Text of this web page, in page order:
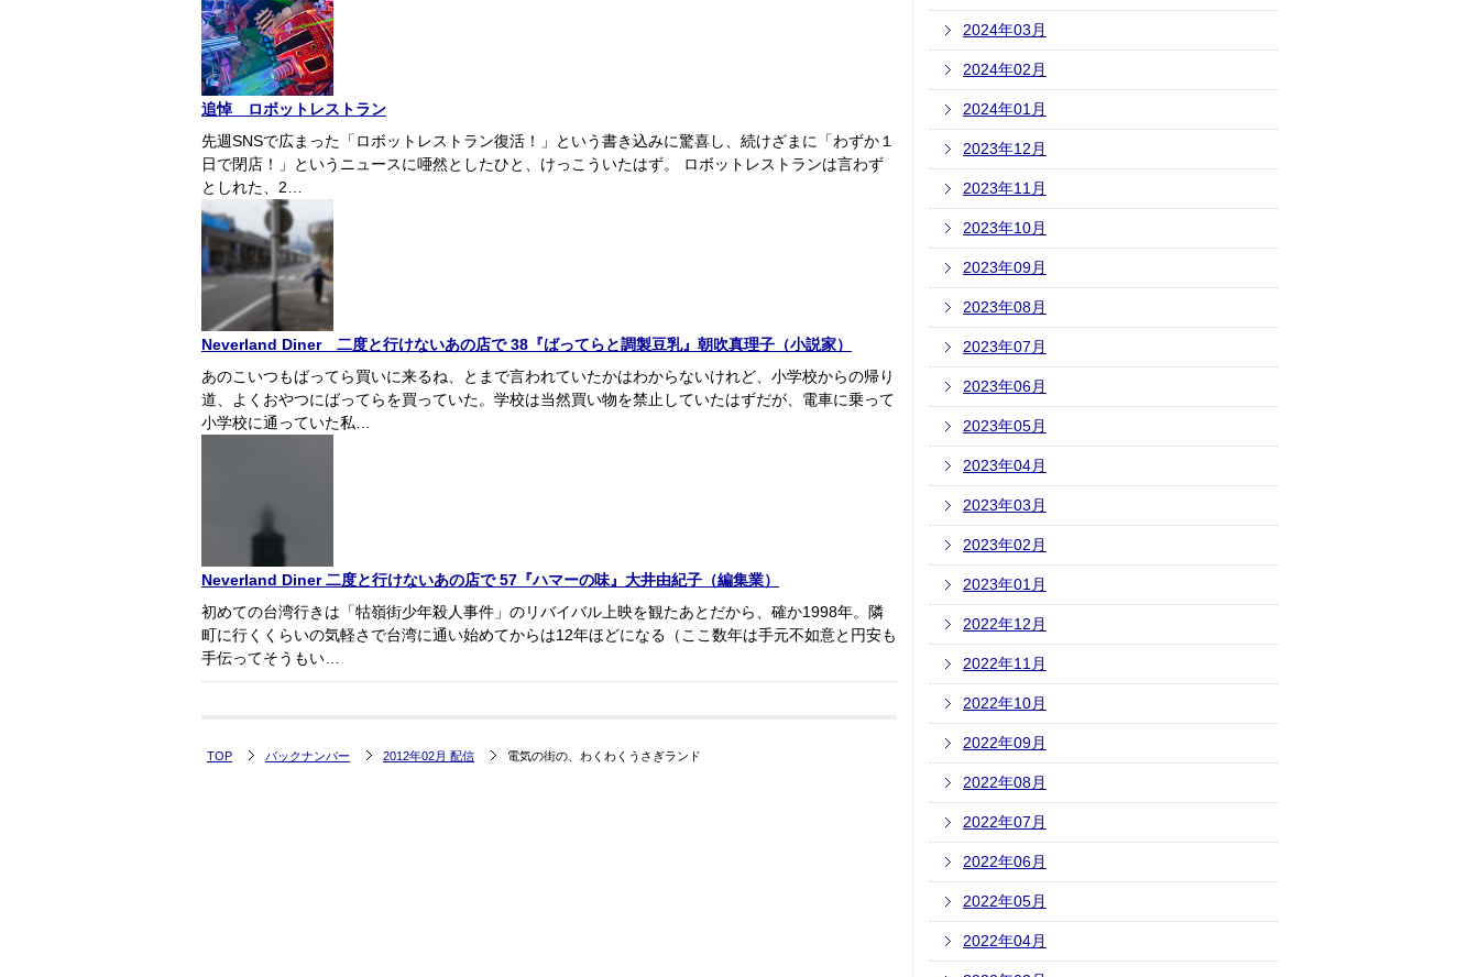
追悼 ロボットレストラン
先週SNSで広まった「ロボットレストラン復活！」という書き込みに驚喜し、続けざまに「わずか１
日で閉店！」というニュースに唖然としたひと、けっこういたはず。 ロボットレストランは言わず
としれた、2…
Neverland Diner 二度と行けないあの店で 38『ばってらと調製豆乳』朝吹真理子（小説家）
あのこいつもばってら買いに来るね、とまで言われていたかはわからないけれど、小学校からの帰り
道、よくおやつにばってらを買っていた。学校は当然買い物を禁止していたはずだが、電車に乗って
小学校に通っていた私…
Neverland Diner 二度と行けないあの店で 57『ハマーの味』大井由紀子（編集業）
初めての台湾行きは「牯嶺街少年殺人事件」のリバイバル上映を観たあとだから、確か1998年。隣
町に行くくらいの気軽さで台湾に通い始めてからは12年ほどになる（ここ数年は手元不如意と円安も
手伝ってそうもい…
TOP バックナンバー 2012年02月 配信 電気の街の、わくわくうさぎランド
2024年03月
2024年02月
2024年01月
2023年12月
2023年11月
2023年10月
2023年09月
2023年08月
2023年07月
2023年06月
2023年05月
2023年04月
2023年03月
2023年02月
2023年01月
2022年12月
2022年11月
2022年10月
2022年09月
2022年08月
2022年07月
2022年06月
2022年05月
2022年04月